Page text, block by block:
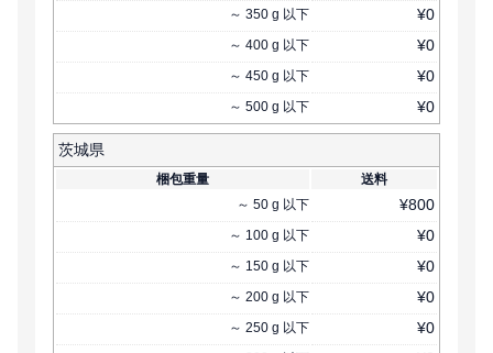
～ 350 g 以下 ¥0
～ 400 g 以下 ¥0
～ 450 g 以下 ¥0
～ 500 g 以下 ¥0
茨城県
梱包重量
送料
～ 50 g 以下 ¥800
～ 100 g 以下 ¥0
～ 150 g 以下 ¥0
～ 200 g 以下 ¥0
～ 250 g 以下 ¥0